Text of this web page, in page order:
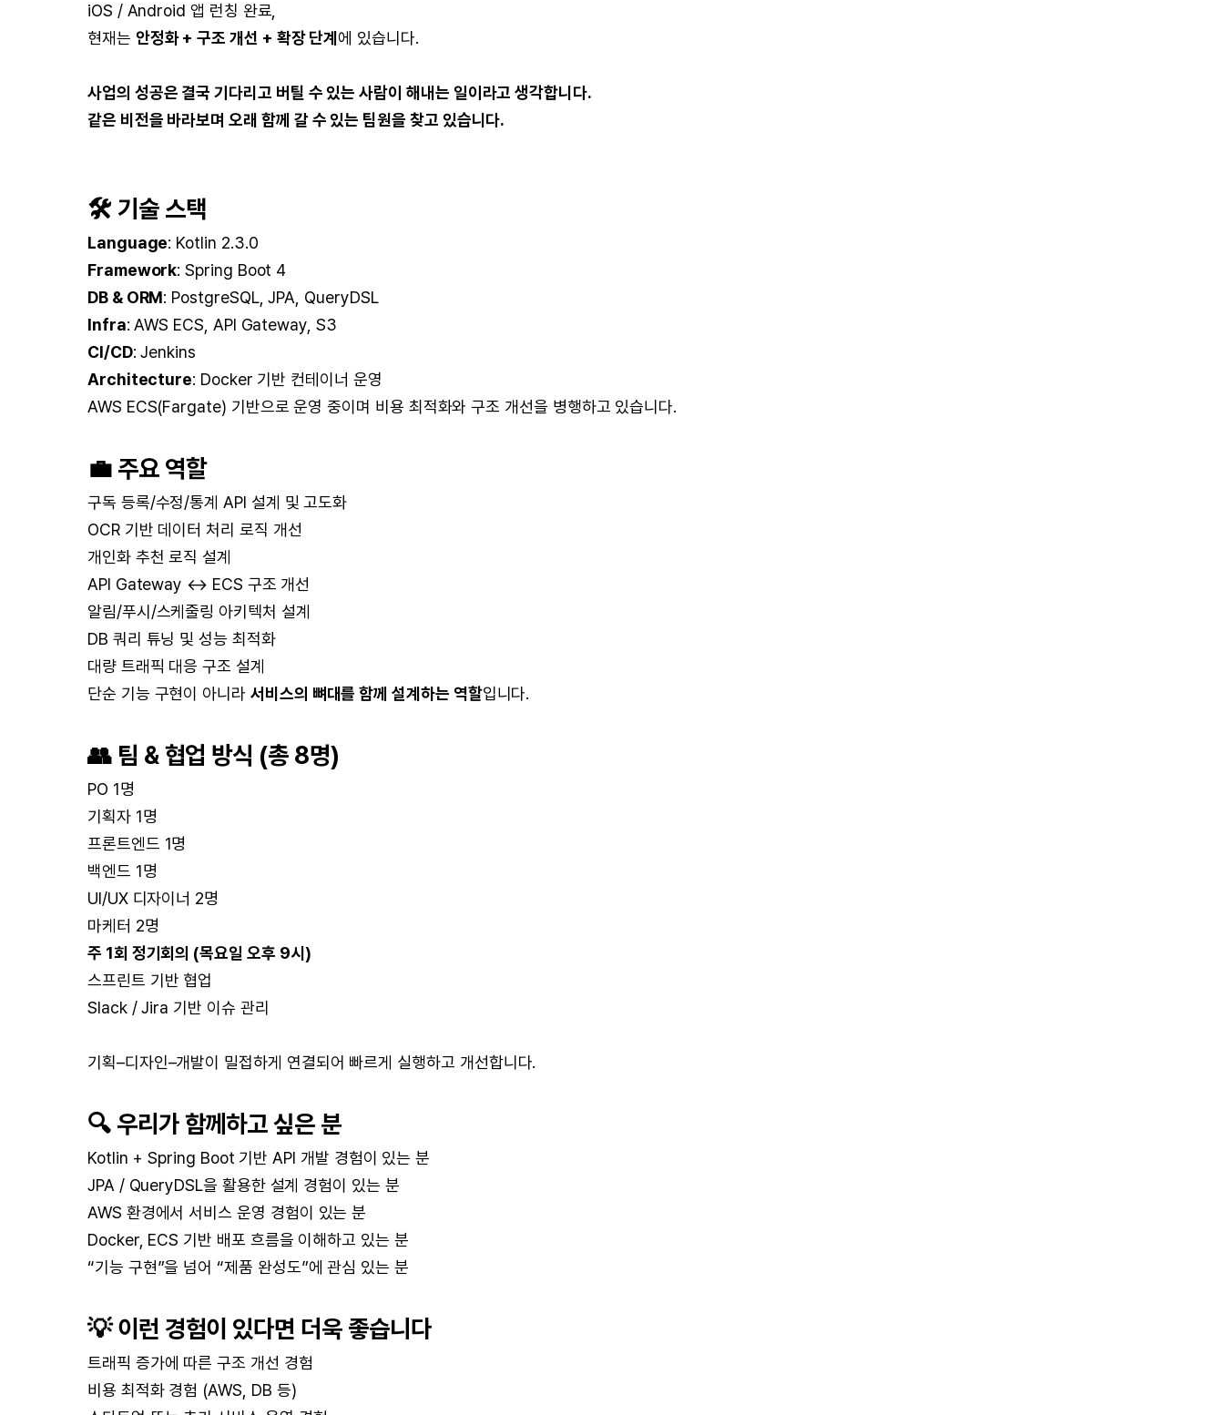
iOS / Android 앱 런칭 완료,
현재는 안정화 + 구조 개선 + 확장 단계 에 있습니다.
사업의 성공은 결국 기다리고 버틸 수 있는 사람이 해내는 일이라고 생각합니다.
같은 비전을 바라보며 오래 함께 갈 수 있는 팀원을 찾고 있습니다.
🛠 기술 스택
Language: Kotlin 2.3.0
Framework: Spring Boot 4
DB & ORM: PostgreSQL, JPA, QueryDSL
Infra: AWS ECS, API Gateway, S3
CI/CD: Jenkins
Architecture: Docker 기반 컨테이너 운영
AWS ECS(Fargate) 기반으로 운영 중이며 비용 최적화와 구조 개선을 병행하고 있습니다.
💼 주요 역할
구독 등록/수정/통계 API 설계 및 고도화
OCR 기반 데이터 처리 로직 개선
개인화 추천 로직 설계
API Gateway ↔ ECS 구조 개선
알림/푸시/스케줄링 아키텍처 설계
DB 쿼리 튜닝 및 성능 최적화
대량 트래픽 대응 구조 설계
단순 기능 구현이 아니라 서비스의 뼈대를 함께 설계하는 역할입니다.
👥 팀 & 협업 방식 (총 8명)
PO 1명
기획자 1명
프론트엔드 1명
백엔드 1명
UI/UX 디자이너 2명
마케터 2명
주 1회 정기회의 (목요일 오후 9시)
스프린트 기반 협업
Slack / Jira 기반 이슈 관리
기획–디자인–개발이 밀접하게 연결되어 빠르게 실행하고 개선합니다.
🔍 우리가 함께하고 싶은 분
Kotlin + Spring Boot 기반 API 개발 경험이 있는 분
JPA / QueryDSL을 활용한 설계 경험이 있는 분
AWS 환경에서 서비스 운영 경험이 있는 분
Docker, ECS 기반 배포 흐름을 이해하고 있는 분
“기능 구현”을 넘어 “제품 완성도”에 관심 있는 분
💡 이런 경험이 있다면 더욱 좋습니다
트래픽 증가에 따른 구조 개선 경험
비용 최적화 경험 (AWS, DB 등)